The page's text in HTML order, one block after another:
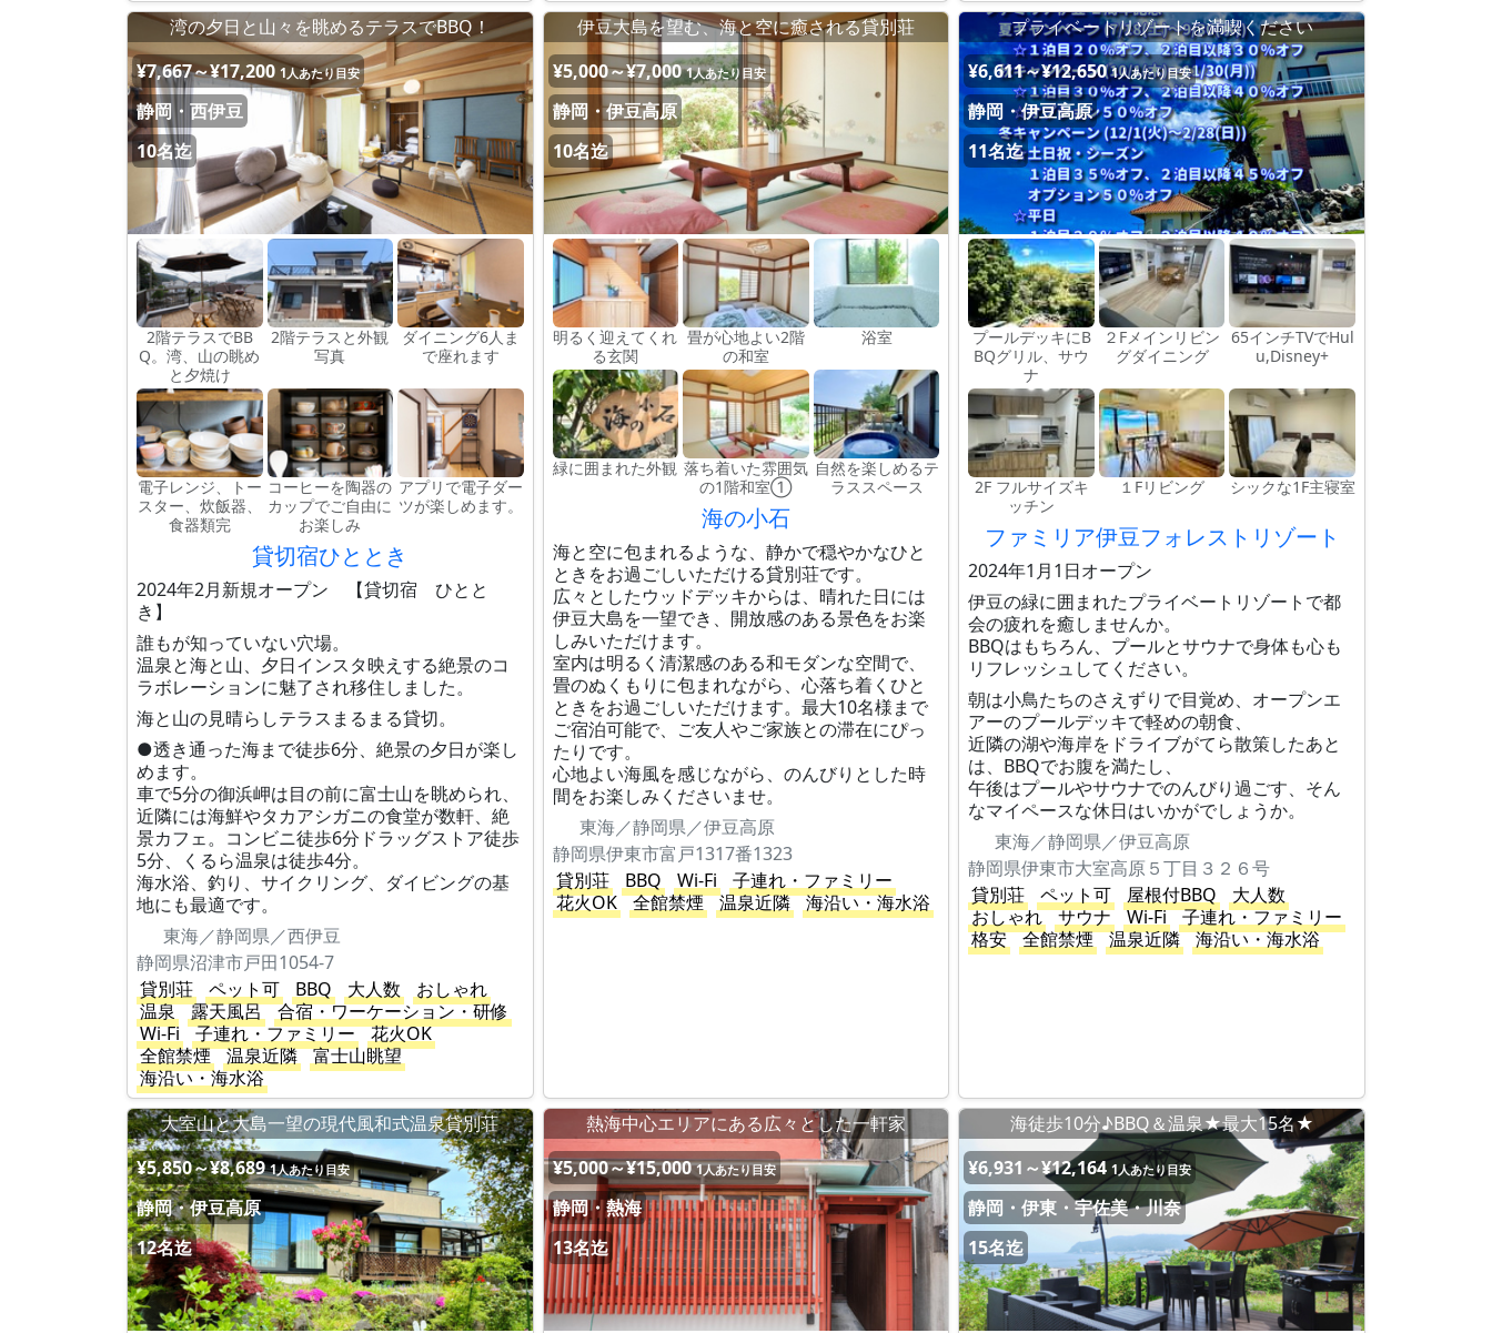
湾の夕日と山々を眺めるテラスでBBQ！
¥7,667～¥17,200 1人あたり目安
静岡・西伊豆
10名迄
2階テラスでBB
Q。湾、山の眺め
と夕焼け
2階テラスと外観
写真
ダイニング6人ま
で座れます
電子レンジ、トー
スター、炊飯器、
食器類完
コーヒーを陶器の
カップでご自由に
お楽しみ
アプリで電子ダー
ツが楽しめます。
貸切宿ひととき
2024年2月新規オープン 【貸切宿 ひとと
き】
誰もが知っていない穴場。
温泉と海と山、夕日インスタ映えする絶景のコ
ラボレーションに魅了され移住しました。
海と山の見晴らしテラスまるまる貸切。
●透き通った海まで徒歩6分、絶景の夕日が楽し
めます。
車で5分の御浜岬は目の前に富士山を眺められ、
近隣には海鮮やタカアシガニの食堂が数軒、絶
景カフェ。コンビニ徒歩6分ドラッグストア徒歩
5分、くるら温泉は徒歩4分。
海水浴、釣り、サイクリング、ダイビングの基
地にも最適です。
東海／静岡県／西伊豆
静岡県沼津市戸田1054-7
貸別荘
ペット可 BBQ 大人数
おしゃれ
温泉
露天風呂
合宿・ワーケーション・研修
Wi-Fi
子連れ・ファミリー
花火OK
全館禁煙
温泉近隣
富士山眺望
海沿い・海水浴
伊豆大島を望む、海と空に癒される貸別荘
¥5,000～¥7,000 1人あたり目安
静岡・伊豆高原
10名迄
明るく迎えてくれ
る玄関
畳が心地よい2階
の和室
浴室
緑に囲まれた外観 落ち着いた雰囲気
の1階和室①
自然を楽しめるテ
ラススペース
海の小石
海と空に包まれるような、静かで穏やかなひと
ときをお過ごしいただける貸別荘です。
広々としたウッドデッキからは、晴れた日には
伊豆大島を一望でき、開放感のある景色をお楽
しみいただけます。
室内は明るく清潔感のある和モダンな空間で、
畳のぬくもりに包まれながら、心落ち着くひと
ときをお過ごしいただけます。最大10名様まで
ご宿泊可能で、ご友人やご家族との滞在にぴっ
たりです。
心地よい海風を感じながら、のんびりとした時
間をお楽しみくださいませ。
東海／静岡県／伊豆高原
静岡県伊東市富戸1317番1323
貸別荘
BBQ Wi-Fi
子連れ・ファミリー
花火OK
全館禁煙 温泉近隣 海沿い・海水浴
プライベートリゾートを満喫ください
¥6,611～¥12,650 1人あたり目安
静岡・伊豆高原
11名迄
プールデッキにB
BQグリル、サウ
ナ
２Fメインリビン
グダイニング
65インチTVでHul
u,Disney+
2F フルサイズキ
ッチン
１Fリビング シックな1F主寝室
ファミリア伊豆フォレストリゾート
2024年1月1日オープン
伊豆の緑に囲まれたプライベートリゾートで都
会の疲れを癒しませんか。
BBQはもちろん、プールとサウナで身体も心も
リフレッシュしてください。
朝は小鳥たちのさえずりで目覚め、オープンエ
アーのプールデッキで軽めの朝食、
近隣の湖や海岸をドライブがてら散策したあと
は、BBQでお腹を満たし、
午後はプールやサウナでのんびり過ごす、そん
なマイペースな休日はいかがでしょうか。
東海／静岡県／伊豆高原
静岡県伊東市大室高原５丁目３２６号
貸別荘
ペット可 屋根付BBQ
大人数
おしゃれ
サウナ Wi-Fi
子連れ・ファミリー
格安
全館禁煙 温泉近隣 海沿い・海水浴
大室山と大島一望の現代風和式温泉貸別荘
¥5,850～¥8,689 1人あたり目安
静岡・伊豆高原
12名迄
熱海中心エリアにある広々とした一軒家
¥5,000～¥15,000 1人あたり目安
静岡・熱海
13名迄
海徒歩10分♪BBQ＆温泉★最大15名★
¥6,931～¥12,164 1人あたり目安
静岡・伊東・宇佐美・川奈
15名迄